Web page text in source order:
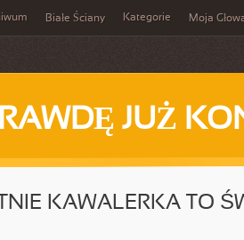
Białe Ściany Kategorie Moja
JUŻ
KAWALERKA TO